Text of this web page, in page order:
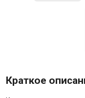
Краткое